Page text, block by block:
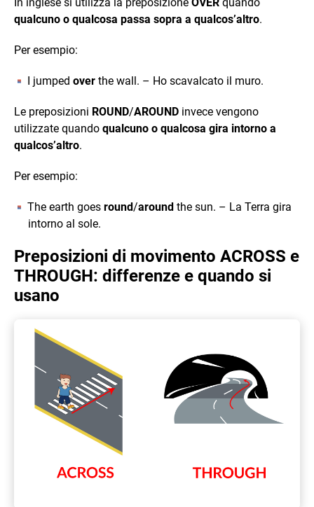
qualcuno o qualcosa passa sopra a qualcos’altro.
Per esempio:
I jumped over the wall. – Ho scavalcato il muro.
Le preposizioni ROUND/AROUND invece vengono
utilizzate quando qualcuno o qualcosa gira intorno a
qualcos’altro.
Per esempio:
The earth goes round/around the sun. – La Terra gira
intorno al sole.
Preposizioni di movimento ACROSS e
THROUGH: differenze e quando si
usano